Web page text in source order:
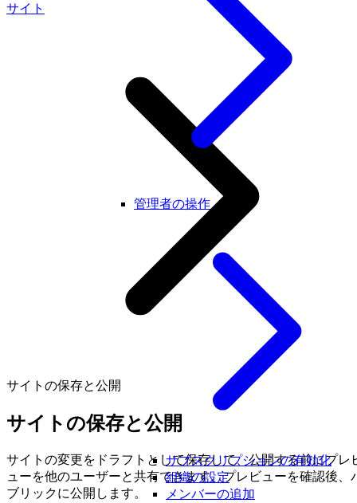
管理者の操作
サブスクリプションの有効化
組織の設定
メンバーの追加
サイト
サイトの保存と公開
サイトの保存と公開
サイトの変更をドラフトとして保存して、公開する前にプレ
ューを他のユーザーと共有できます。プレビューを確認後、
ブリックに公開します。